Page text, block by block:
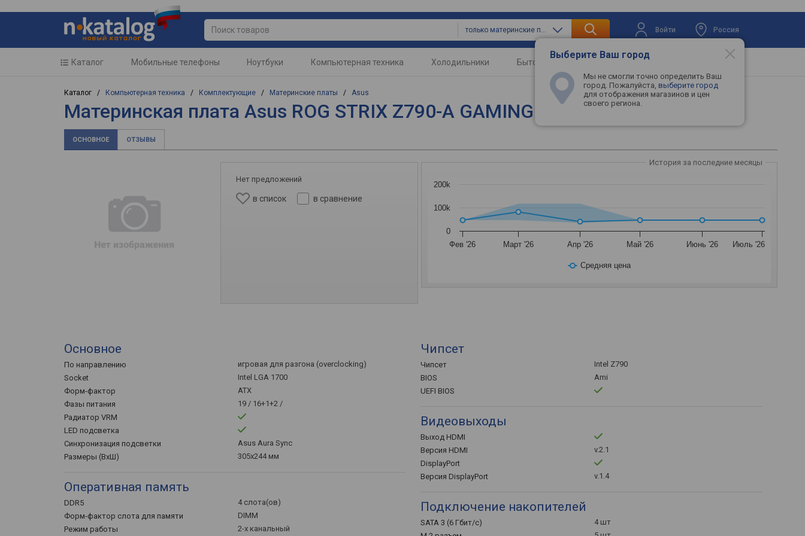
только материнские платы Войти Россия
Выберите Ваш город
Мы не смогли точно определить Ваш
город. Пожалуйста, выберите город
для отображения магазинов и цен
своего региона.
Каталог Мобильные телефоны Ноутбуки Компьютерная техника Холодильники Бытовая техника Телевизоры
Каталог / Компьютерная техника / Комплектующие / Материнские платы / Asus
Материнская плата Asus ROG STRIX Z790-A GAMING WIFI II
ОСНОВНОЕ ОТЗЫВЫ
Нет предложений
в список в сравнение
История за последние месяцы
Средняя цена
Фев '26 Март '26 Апр '26 Май '26 Июнь '26 Июль '26
0
100k
200k
Основное
По направлению
игровая для разгона (overclocking)
Socket
Intel LGA 1700
Форм-фактор
ATX
Фазы питания
19 / 16+1+2 /
Радиатор VRM
LED подсветка
Синхронизация подсветки
Asus Aura Sync
Размеры (ВхШ)
305x244 мм
Оперативная память
DDR5
4 слота(ов)
Форм-фактор слота для памяти
DIMM
Режим работы
2-х канальный
Чипсет
Чипсет
Intel Z790
BIOS
Ami
UEFI BIOS
Видеовыходы
Выход HDMI
Версия HDMI
v.2.1
DisplayPort
Версия DisplayPort
v.1.4
Подключение накопителей
SATA 3 (6 Гбит/с)
4 шт